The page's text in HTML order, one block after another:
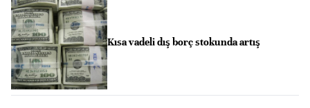
Kısa vadeli dış borç stokunda artış